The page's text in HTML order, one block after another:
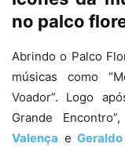
no palco
Abrindo o Palco
músicas como
Voador”. Logo
Grande
Valença e